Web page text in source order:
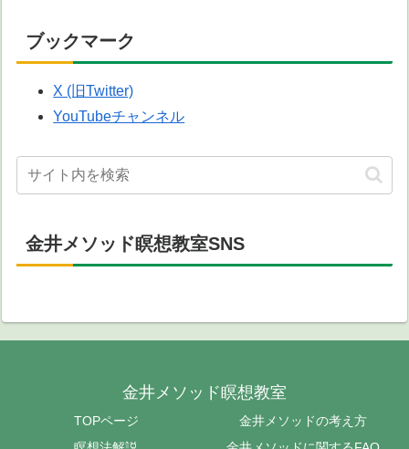
ブックマーク
X (旧Twitter)
YouTubeチャンネル
金井メソッド瞑想教室SNS
金井メソッド瞑想教室
TOPページ
金井メソッドの考え方